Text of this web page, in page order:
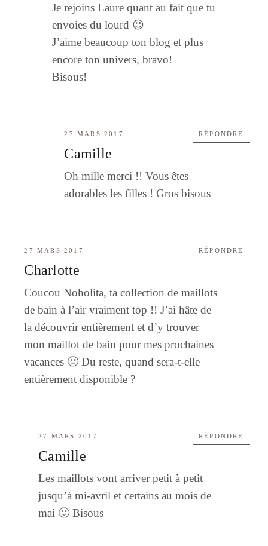
Je rejoins Laure quant au fait que tu
envoies du lourd 😉
J’aime beaucoup ton blog et plus
encore ton univers, bravo!
Bisous!
27 MARS 2017
Camille
Oh mille merci !! Vous êtes
adorables les filles ! Gros bisous
RÉPONDRE
27 MARS 2017
Charlotte
Coucou Noholita, ta collection de maillots
de bain à l’air vraiment top !! J’ai hâte de
la découvrir entièrement et d’y trouver
mon maillot de bain pour mes prochaines
vacances 🙂 Du reste, quand sera-t-elle
entièrement disponible ?
RÉPONDRE
27 MARS 2017
Camille
Les maillots vont arriver petit à petit
jusqu’à mi-avril et certains au mois de
mai 🙂 Bisous
RÉPONDRE